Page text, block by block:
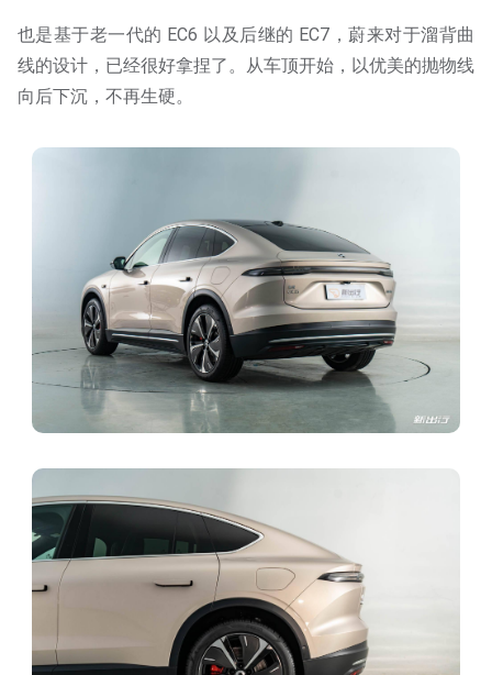
也是基于老一代的 EC6 以及后继的 EC7，蔚来对于溜背曲
线的设计，已经很好拿捏了。从车顶开始，以优美的抛物线
向后下沉，不再生硬。